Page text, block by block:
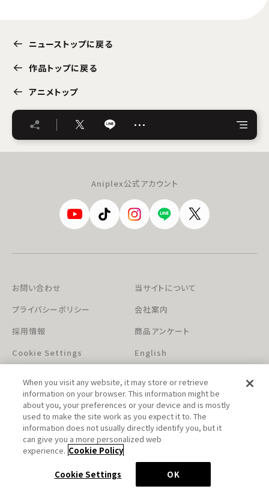
ニューストップに戻る
作品トップに戻る
アニメトップ
…
Aniplex公式アカウント
お問い合わせ
当サイトについて
プライバシーポリシー
会社案内
採用情報
商品アンケート
Cookie Settings
English
このホームページに掲載されている著作物の無断利用を禁じます。
When you visit any website, it may store or retrieve
information on your browser. This information might be
about you, your preferences or your device and is mostly
used to make the site work as you expect it to. The
information does not usually directly identify you, but it
can give you a more personalized web
experience. Cookie Policy
Cookie Settings OK